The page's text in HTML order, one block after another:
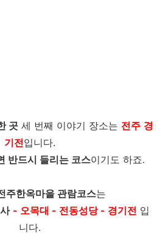
곳 세 번째 이야기 장소는 전주 경
기전입니다.
반드시 들리는 코스이기도 하죠.
주한옥마을 관람코스는
- 오목대 - 전동성당 - 경기전 입
니다.